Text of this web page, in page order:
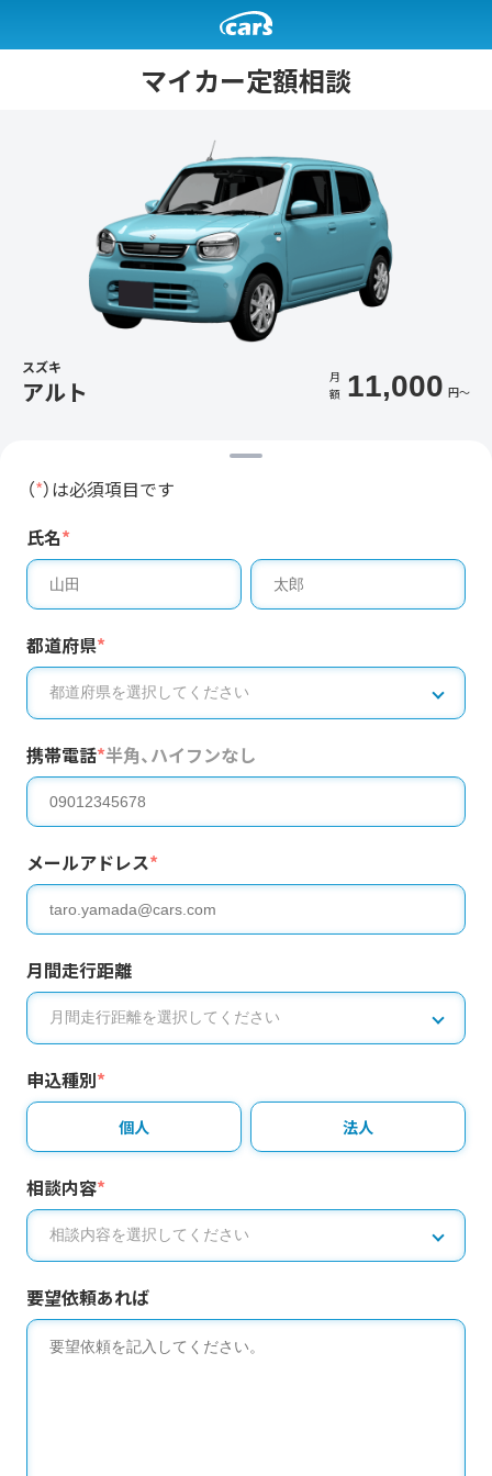
マイカー定額相談
スズキ
アルト
月
額 11,000 円〜
（*）は必須項目です
氏名*
都道府県*
携帯電話*半角、ハイフンなし
メールアドレス*
月間走行距離
申込種別*
個人 法人
相談内容*
要望依頼あれば